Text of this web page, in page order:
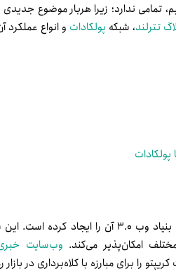
تمامی ندارد؛ زیرا هربار موضوع
تترلند، شبکه پولکادات و انواع عملکرد
شبکه پولکادات پروژه‌ای متن‌باز است که بنیاد
امکان‌پذیر می‌کند. وب‌سایت